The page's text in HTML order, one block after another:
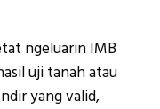
ngeluarin IMB
uji tanah atau
yang valid,